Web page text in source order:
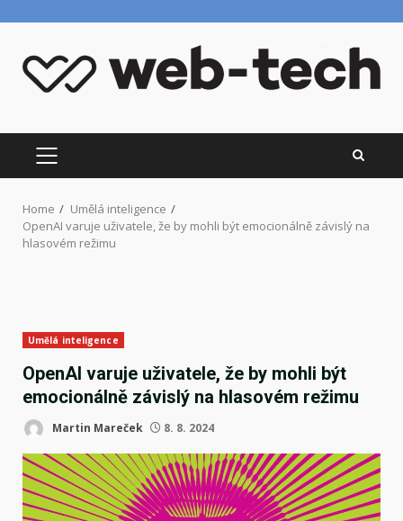
content
PRIMARY
MENU
Home
Umělá inteligence
OpenAI varuje uživatele, že by mohli být emocionálně závislý na
hlasovém režimu
Umělá inteligence
OpenAI varuje uživatele, že by mohli být
emocionálně závislý na hlasovém režimu
Martin Mareček 8. 8. 2024